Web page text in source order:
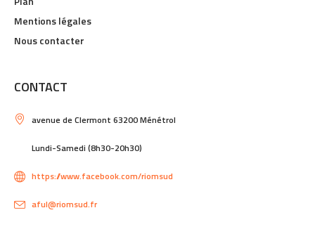
Mentions légales
Nous contacter
CONTACT
avenue de Clermont 63200 Ménétrol
Lundi-Samedi (8h30-20h30)
https://www.facebook.com/riomsud
aful@riomsud.fr